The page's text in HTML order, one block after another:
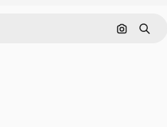
画像で検索
検索